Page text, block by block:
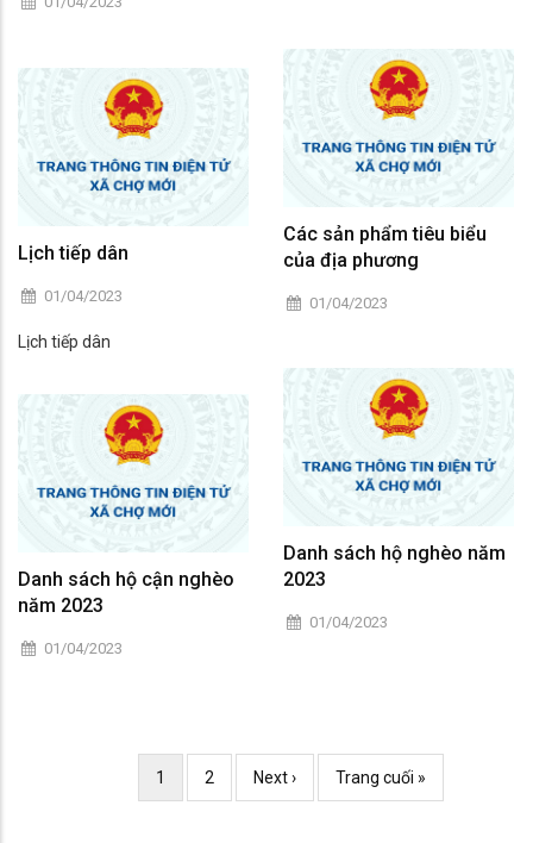
Các sản phẩm tiêu biểu
của địa phương
01/04/2023
Lịch tiếp dân
01/04/2023
Lịch tiếp dân
Danh sách hộ nghèo năm
2023
01/04/2023
Danh sách hộ cận nghèo
năm 2023
01/04/2023
Current
1 Page
2
Trang
Next ›
Trang
Trang cuối »